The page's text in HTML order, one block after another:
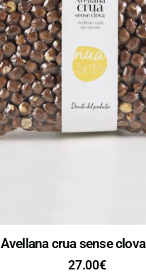
Avellana crua sense
27.00€